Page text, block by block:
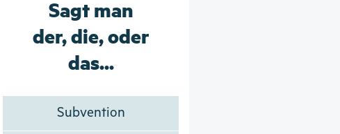
Sagt man
der, die, oder
das...
Subvention